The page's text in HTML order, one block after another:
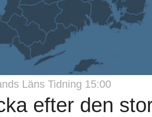
Läns Tidning 15:00
efter den